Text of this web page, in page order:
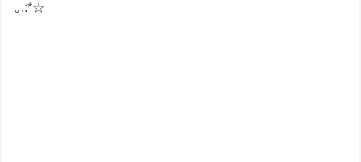
｡.:*☆